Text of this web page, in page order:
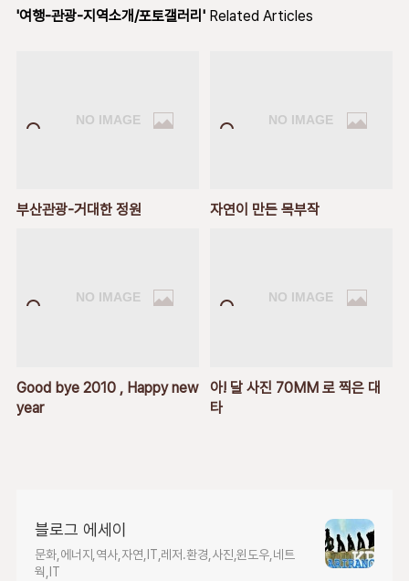
'여행-관광-지역소개/포토갤러리' Related Articles
부산관광-거대한 정원 자연이 만든 목부작
Good bye 2010 , Happy new
year
아! 달 사진 70MM 로 찍은 대
타
블로그 에세이
문화,에너지,역사,자연,IT,레저.환경,사진,윈도우,네트
웍,IT